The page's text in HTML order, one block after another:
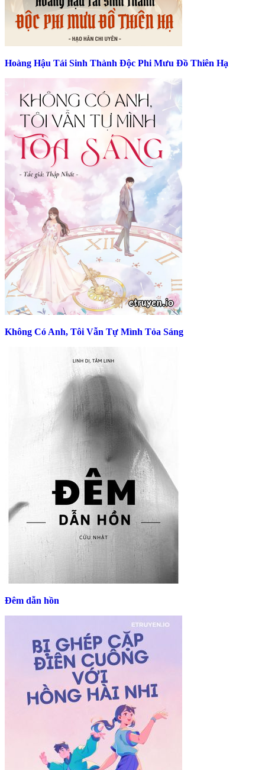
Hoàng Hậu Tái Sinh Thành Độc Phi Mưu Đồ Thiên Hạ
Không Có Anh, Tôi Vẫn Tự Mình Tỏa Sáng
Đêm dẫn hồn